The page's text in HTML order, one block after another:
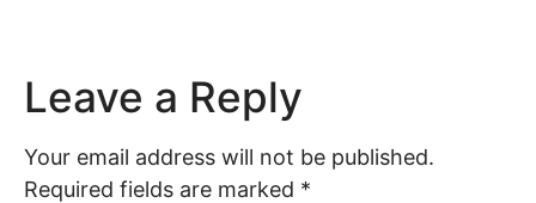
Leave a Reply
Your email address will not be published.
Required fields are marked *